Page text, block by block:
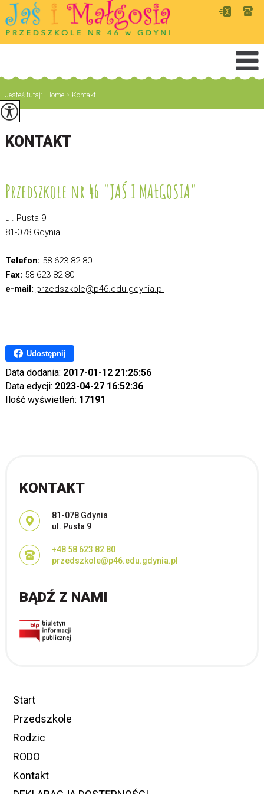
Jesteś tutaj: Home > Kontakt
KONTAKT
Przedszkole nr 46 "JAŚ I MAŁGOSIA"
ul. Pusta 9
81-078 Gdynia
Telefon: 58 623 82 80
Fax: 58 623 82 80
e-mail: przedszkole@p46.edu.gdynia.pl
Udostępnij
Data dodania: 2017-01-12 21:25:56
Data edycji: 2023-04-27 16:52:36
Ilość wyświetleń: 17191
KONTAKT
Adres pocztowy:
81-078 Gdynia
ul. Pusta 9
+48 58 623 82 80
przedszkole@p46.edu.gdynia.pl
BĄDŹ Z NAMI
Start
Przedszkole
Rodzic
RODO
Kontakt